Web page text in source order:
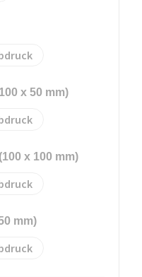
x 50 mm)
x 100 mm)
mm)